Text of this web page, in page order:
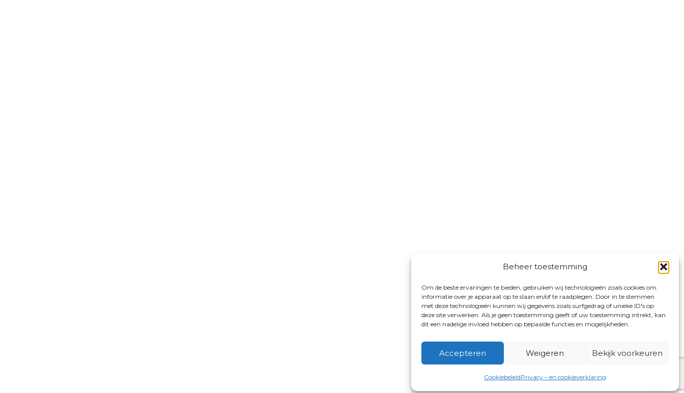
Beheer toestemming
Om de beste ervaringen te bieden, gebruiken wij technologieën zoals cookies om
informatie over je apparaat op te slaan en/of te raadplegen. Door in te stemmen
met deze technologieën kunnen wij gegevens zoals surfgedrag of unieke ID's op
deze site verwerken. Als je geen toestemming geeft of uw toestemming intrekt, kan
dit een nadelige invloed hebben op bepaalde functies en mogelijkheden.
Accepteren Weigeren Bekijk voorkeuren
CookiebeleidPrivacy – en cookieverklaring